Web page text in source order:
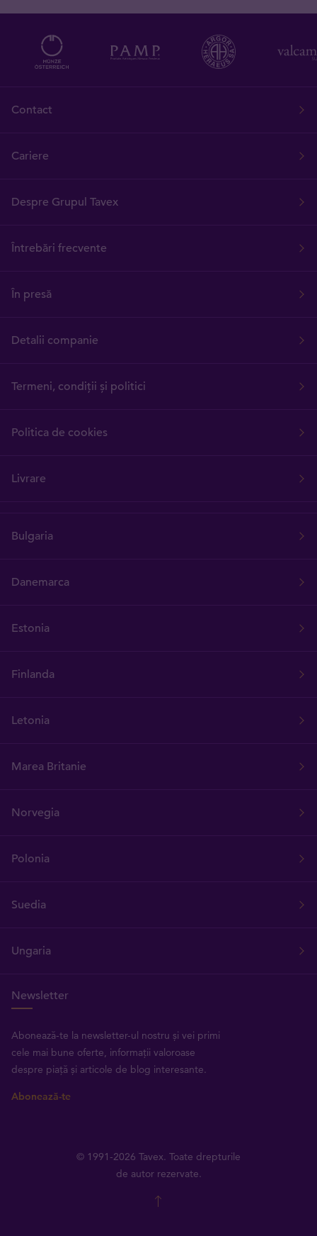
Contact
Cariere
Despre Grupul Tavex
Întrebări frecvente
În presă
Detalii companie
Termeni, condiții și politici
Politica de cookies
Livrare
Bulgaria
Danemarca
Estonia
Finlanda
Letonia
Marea Britanie
Norvegia
Polonia
Suedia
Ungaria
Newsletter
Abonează-te la newsletter-ul nostru și vei primi
cele mai bune oferte, informații valoroase
despre piață și articole de blog interesante.
Abonează-te
© 1991-2026 Tavex. Toate drepturile
de autor rezervate.